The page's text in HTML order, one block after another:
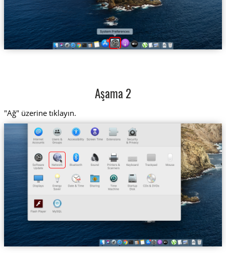
Aşama 2
"Ağ" üzerine tıklayın.